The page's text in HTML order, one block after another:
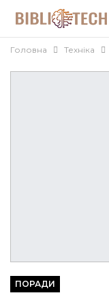
Головна Техніка
ПОРАДИ